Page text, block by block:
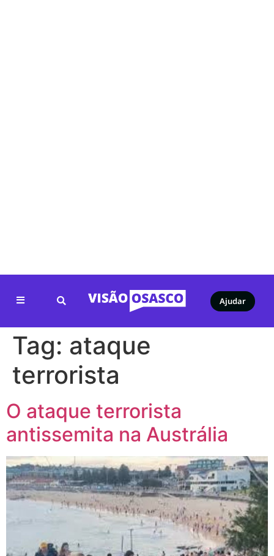
Ajudar
Tag: ataque
terrorista
O ataque terrorista
antissemita na Austrália